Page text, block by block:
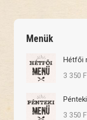
Menük
Hétfői
3 350
3 350